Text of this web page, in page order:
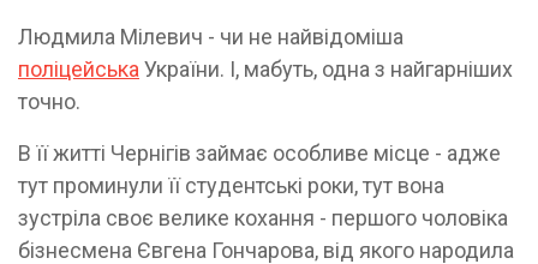
Людмила Мілевич - чи не найвідоміша
поліцейська України. І, мабуть, одна з найгарніших
точно.
В її житті Чернігів займає особливе місце - адже
тут проминули її студентські роки, тут вона
зустріла своє велике кохання - першого чоловіка
бізнесмена Євгена Гончарова, від якого народила